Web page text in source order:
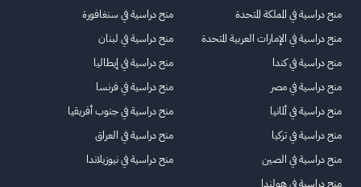
منح دراسية في المملكة المتحدة
منح دراسية في الإمارات العربية المتحدة
منح دراسية في كندا
منح دراسية في مصر
منح دراسية في ألمانيا
منح دراسية في تركيا
منح دراسية في الصين
منح دراسية في هولندا
منح دراسية في سنغافورة
منح دراسية في لبنان
منح دراسية في إيطاليا
منح دراسية في فرنسا
منح دراسية في جنوب أفريقيا
منح دراسية في العراق
منح دراسية في نيوزيلاندا